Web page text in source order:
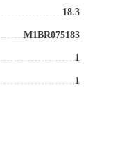
УФ.
в зависимости от типа от -
нагрузка после 6-8 часов.
в течении 72 часов в
18.3
M1BR075183
1
1